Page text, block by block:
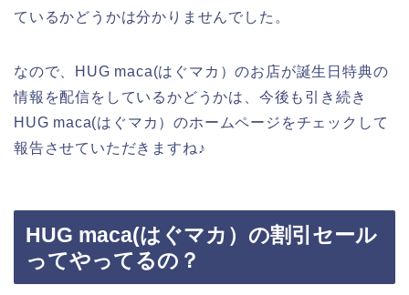
ているかどうかは分かりませんでした。
なので、HUG maca(はぐマカ）のお店が誕生日特典の
情報を配信をしているかどうかは、今後も引き続き
HUG maca(はぐマカ）のホームページをチェックして
報告させていただきますね♪
HUG maca(はぐマカ）の割引セール
ってやってるの？